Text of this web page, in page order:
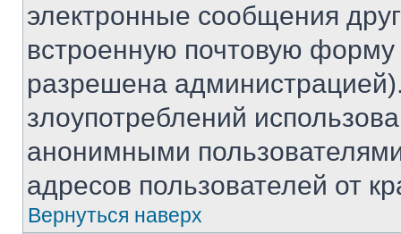
электронные сообщения
встроенную почтовую
разрешена
злоупотреблений
анонимными
адресов пользователей от
Вернуться наверх